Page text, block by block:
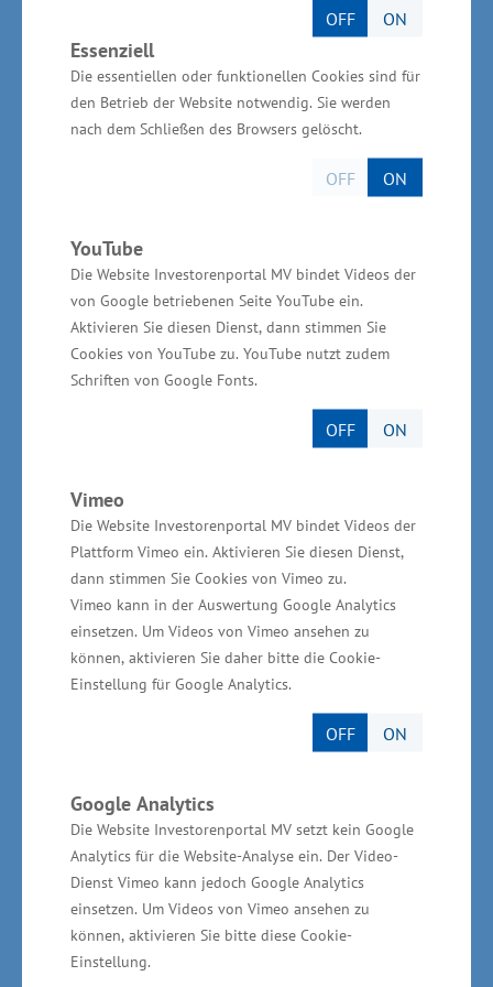
OFF ON
Essenziell
Die essentiellen oder funktionellen Cookies sind für
den Betrieb der Website notwendig. Sie werden
nach dem Schließen des Browsers gelöscht.
OFF ON
YouTube
Die Website Investorenportal MV bindet Videos der
von Google betriebenen Seite YouTube ein.
Aktivieren Sie diesen Dienst, dann stimmen Sie
Cookies von YouTube zu. YouTube nutzt zudem
Schriften von Google Fonts.
OFF ON
Vimeo
Die Website Investorenportal MV bindet Videos der
Plattform Vimeo ein. Aktivieren Sie diesen Dienst,
dann stimmen Sie Cookies von Vimeo zu.
Vimeo kann in der Auswertung Google Analytics
einsetzen. Um Videos von Vimeo ansehen zu
können, aktivieren Sie daher bitte die Cookie-
Einstellung für Google Analytics.
OFF ON
Google Analytics
Die Website Investorenportal MV setzt kein Google
Analytics für die Website-Analyse ein. Der Video-
Dienst Vimeo kann jedoch Google Analytics
einsetzen. Um Videos von Vimeo ansehen zu
können, aktivieren Sie bitte diese Cookie-
Einstellung.
Finalisten Unternehmensentwicklung
Günther Tausch, automation & software GmbH,
Seenplatte), Branche: Dienstleistung
Tino Leipold, Bernsteinreiter-Gruppe,
Bernsteinreiter Hirschburg GmbH, Ribnitz-
Damgarten (Landkreis Vorpommern-Rügen),
Preisträgerin in der Kategorie
„Fachkräftesicherung und
Familienfreundlichkeit“
Karen Went, VETEC Zerspanungs- und
Feinwerktechnik GmbH, Rostock, Branche:
und 2012 in eine GmbH umgewandelte VETEC
Zerspanungs- und Feinwerktechnik GmbH hat
sich auf die Herstellung von komplexen
mechanischen Einzelprodukten und
Baugruppen spezialisiert. Seit dem Jahr 2009 ist